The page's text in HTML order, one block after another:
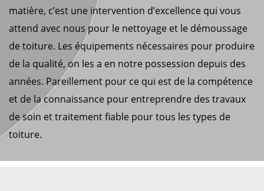
matière, c’est une intervention d’excellence qui vous
attend avec nous pour le nettoyage et le démoussage
de toiture. Les équipements nécessaires pour produire
de la qualité, on les a en notre possession depuis des
années. Pareillement pour ce qui est de la compétence
et de la connaissance pour entreprendre des travaux
de soin et traitement fiable pour tous les types de
toiture.